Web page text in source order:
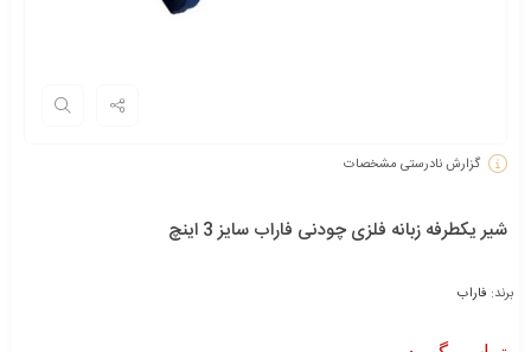
گزارش نادرستی مشخصات
شیر یکطرفه زبانه فلزی چودنی فاراب سایز 3 اینچ
برند: فاراب